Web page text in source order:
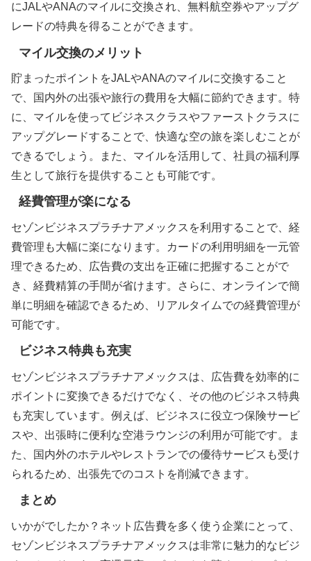
にJALやANAのマイルに交換され、無料航空券やアップグ
レードの特典を得ることができます。
マイル交換のメリット
貯まったポイントをJALやANAのマイルに交換すること
で、国内外の出張や旅行の費用を大幅に節約できます。特
に、マイルを使ってビジネスクラスやファーストクラスに
アップグレードすることで、快適な空の旅を楽しむことが
できるでしょう。また、マイルを活用して、社員の福利厚
生として旅行を提供することも可能です。
経費管理が楽になる
セゾンビジネスプラチナアメックスを利用することで、経
費管理も大幅に楽になります。カードの利用明細を一元管
理できるため、広告費の支出を正確に把握することがで
き、経費精算の手間が省けます。さらに、オンラインで簡
単に明細を確認できるため、リアルタイムでの経費管理が
可能です。
ビジネス特典も充実
セゾンビジネスプラチナアメックスは、広告費を効率的に
ポイントに変換できるだけでなく、その他のビジネス特典
も充実しています。例えば、ビジネスに役立つ保険サービ
スや、出張時に便利な空港ラウンジの利用が可能です。ま
た、国内外のホテルやレストランでの優待サービスも受け
られるため、出張先でのコストを削減できます。
まとめ
いかがでしたか？ネット広告費を多く使う企業にとって、
セゾンビジネスプラチナアメックスは非常に魅力的なビジ